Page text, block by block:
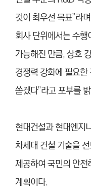
것이 최우선 목표”라
회사 단위에서는 수
가능해진 만큼, 상호
경쟁력 강화에 필요
쏟겠다”라고 포부를
현대건설과 현대엔지
차세대 건설 기술을
제공하여 국민의 안
계획이다.